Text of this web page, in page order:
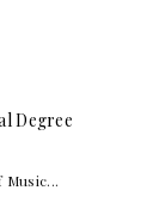
Degree